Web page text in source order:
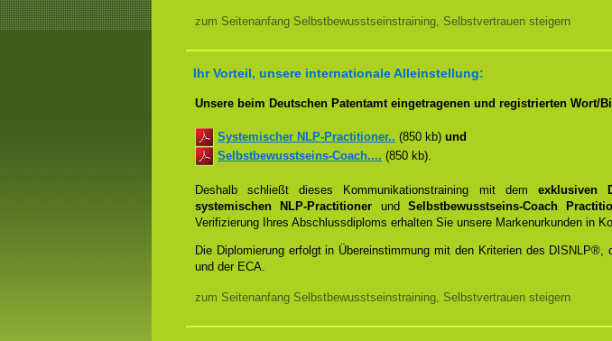
zum Seitenanfang Selbstbewusstseinstraining, Selbstvertrauen steigern
Ihr Vorteil, unsere internationale Alleinstellung:
Unsere beim Deutschen Patentamt eingetragenen und registrierten Wort/
Systemischer NLP-Practitioner.. (850 kb) und
Selbstbewusstseins-Coach.... (850 kb).
Deshalb schließt dieses Kommunikationstraining mit dem exklusiven
systemischen NLP-Practitioner undSelbstbewusstseins-Coach
Verifizierung Ihres Abschlussdiploms erhalten Sie unsere Markenurkunden in
Die Diplomierung erfolgt in Übereinstimmung mit den Kriterien des DISNLP®,
und der ECA.
zum Seitenanfang Selbstbewusstseinstraining, Selbstvertrauen steigern